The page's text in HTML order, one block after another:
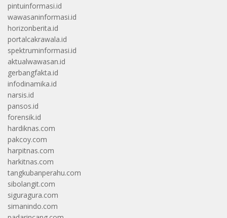
pintuinformasi.id
wawasaninformasi.id
horizonberita.id
portalcakrawala.id
spektruminformasi.id
aktualwawasan.id
gerbangfakta.id
infodinamika.id
narsis.id
pansos.id
forensik.id
hardiknas.com
pakcoy.com
harpitnas.com
harkitnas.com
tangkubanperahu.com
sibolangit.com
siguragura.com
simanindo.com